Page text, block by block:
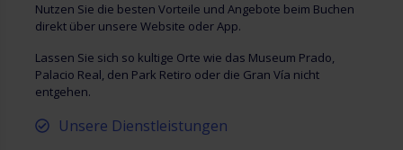
Nutzen Sie die besten Vorteile und Angebote beim Buchen
direkt über unsere Website oder App.
Lassen Sie sich so kultige Orte wie das Museum Prado,
Palacio Real, den Park Retiro oder die Gran Vía nicht
entgehen.
Unsere Dienstleistungen